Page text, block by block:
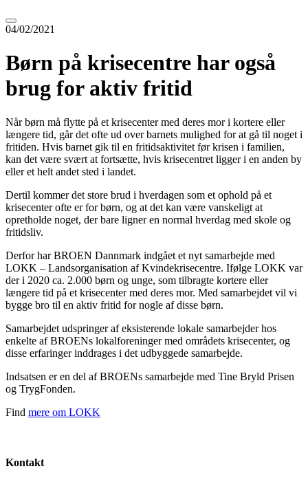
04/02/2021
Børn på krisecentre har også
brug for aktiv fritid
Når børn må flytte på et krisecenter med deres mor i kortere eller
længere tid, går det ofte ud over barnets mulighed for at gå til noget i
fritiden. Hvis barnet gik til en fritidsaktivitet før krisen i familien,
kan det være svært at fortsætte, hvis krisecentret ligger i en anden by
eller et helt andet sted i landet.
Dertil kommer det store brud i hverdagen som et ophold på et
krisecenter ofte er for børn, og at det kan være vanskeligt at
opretholde noget, der bare ligner en normal hverdag med skole og
fritidsliv.
Derfor har BROEN Dannmark indgået et nyt samarbejde med
LOKK – Landsorganisation af Kvindekrisecentre. Ifølge LOKK var
der i 2020 ca. 2.000 børn og unge, som tilbragte kortere eller
længere tid på et krisecenter med deres mor. Med samarbejdet vil vi
bygge bro til en aktiv fritid for nogle af disse børn.
Samarbejdet udspringer af eksisterende lokale samarbejder hos
enkelte af BROENs lokalforeninger med områdets krisecenter, og
disse erfaringer inddrages i det udbyggede samarbejde.
Indsatsen er en del af BROENs samarbejde med Tine Bryld Prisen
og TrygFonden.
Find mere om LOKK
Kontakt